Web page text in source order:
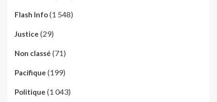
Flash Info(1 548)
Justice (29)
Non classé (71)
Pacifique (199)
Politique (1 043)